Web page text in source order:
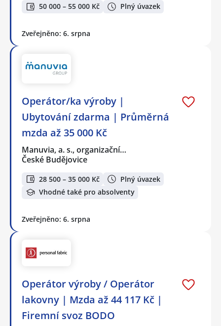
50 000 – 55 000 Kč Plný úvazek
Zveřejněno: 6. srpna
Operátor/ka výroby |
Ubytování zdarma | Průměrná
mzda až 35 000 Kč
Manuvia, a. s., organizační…
České Budějovice
28 500 – 35 000 Kč
Plný úvazek
Vhodné také pro absolventy
Zveřejněno: 6. srpna
Operátor výroby / Operátor
lakovny | Mzda až 44 117 Kč |
Firemní svoz BODO